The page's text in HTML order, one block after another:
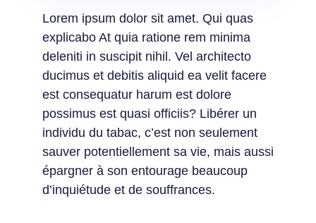
Lorem ipsum dolor sit amet. Qui quas
explicabo At quia ratione rem minima
deleniti in suscipit nihil. Vel architecto
ducimus et debitis aliquid ea velit facere
est consequatur harum est dolore
possimus est quasi officiis? Libérer un
individu du tabac, c’est non seulement
sauver potentiellement sa vie, mais aussi
épargner à son entourage beaucoup
d’inquiétude et de souffrances.